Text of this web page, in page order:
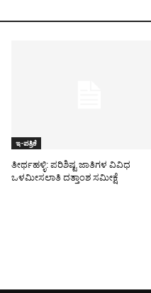
ಇ-ಪತ್ರಿಕೆ
ತೀರ್ಥಹಳ್ಳಿ: ಪರಿಶಿಷ್ಟ ಜಾತಿಗಳ ವಿವಿಧ
ಒಳಮೀಸಲಾತಿ ದತ್ತಾಂಶ ಸಮೀಕ್ಷೆ